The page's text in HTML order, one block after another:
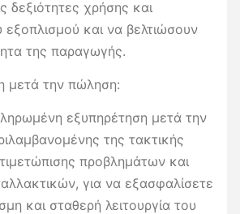
δεξιότητες χρήσης και
εξοπλισμού και να βελτιώσουν
της παραγωγής.
μετά την πώληση:
εξυπηρέτηση μετά την
της τακτικής
προβλημάτων και
για να εξασφαλίσετε
και σταθερή λειτουργία του